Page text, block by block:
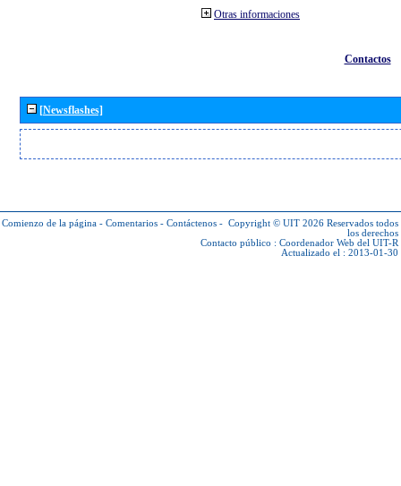
Otras informaciones
Contactos
[Newsflashes]
Comienzo de la página - Comentarios - Contáctenos - Copyright © UIT 2026 Reservados todos
los derechos
Contacto público : Coordenador Web del UIT-R
Actualizado el : 2013-01-30